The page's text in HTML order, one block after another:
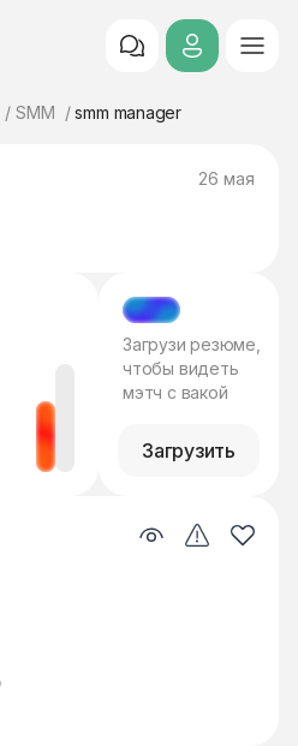
SMM smm manager
26 мая
МЭТЧ
Загрузи резюме,
чтобы видеть
мэтч с вакой
Загрузить